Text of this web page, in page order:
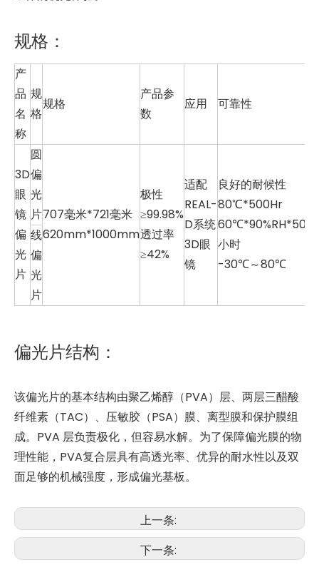
规格：
产
品
名
称
规
格
规格
产品参
数
应用 可靠性
3D
眼
镜
偏
光
片
圆
偏
光
片707毫米*721毫米
620mm*1000mm
极性
≥99.98%
透过率
≥42%
适配
REAL-
D系统
3D眼
镜
良好的耐候性
80℃*500Hr
60℃*90%RH*500
小时
-30℃～80℃
线
偏
光
片
偏光片结构：
该偏光片的基本结构由聚乙烯醇（PVA）层、两层三醋酸
纤维素（TAC）、压敏胶（PSA）膜、离型膜和保护膜组
成。PVA 层负责极化，但容易水解。为了保障偏光膜的物
理性能，PVA复合层具有高透光率、优异的耐水性以及双
面足够的机械强度，形成偏光基板。
上一条:
下一条: